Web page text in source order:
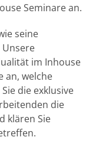
Seminare an.
seine
im Inhouse
an, welche
die exklusive
die
klären Sie